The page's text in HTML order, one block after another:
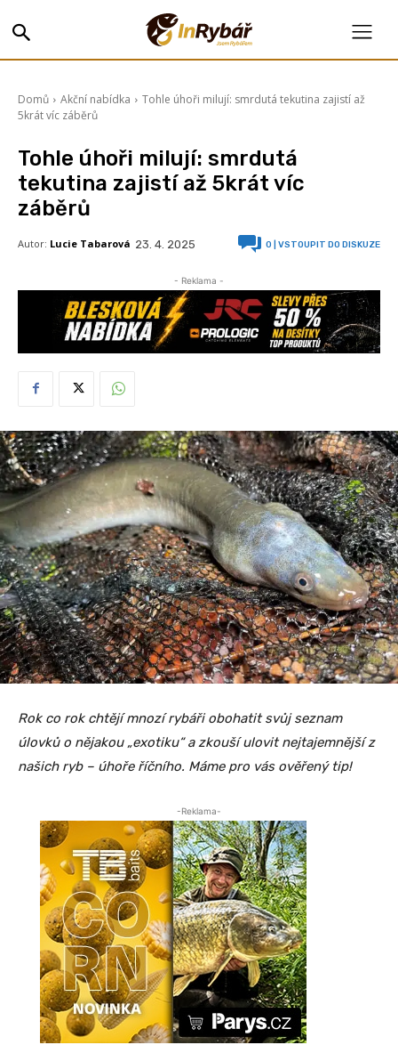
Domů Akční nabídka
Tohle úhoři milují: smrdutá tekutina zajistí až
5krát víc záběrů
Tohle úhoři milují: smrdutá
tekutina zajistí až 5krát víc
záběrů
Autor: Lucie Tabarová 23. 4. 2025 0 | VSTOUPIT DO DISKUZE
- Reklama -
Rok co rok chtějí mnozí rybáři obohatit svůj seznam
úlovků o nějakou „exotiku“ a zkouší ulovit nejtajemnější z
našich ryb – úhoře říčního. Máme pro vás ověřený tip!
-Reklama-